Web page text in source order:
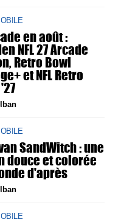
en août :
NFL 27 Arcade
Retro Bowl
et NFL Retro
SandWitch : une
douce et colorée
d'après